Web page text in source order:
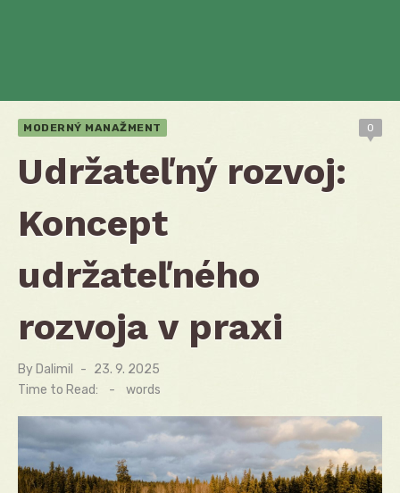
MODERNÝ MANAŽMENT 0
Udržateľný rozvoj:
Koncept
udržateľného
rozvoja v praxi
By Dalimil
Posted
on
23. 9. 2025
Time to Read:
- words